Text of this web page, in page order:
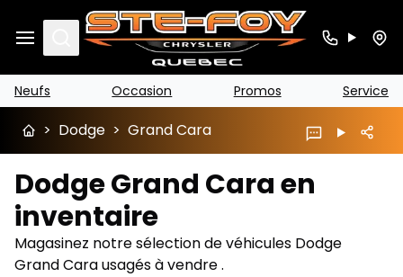
Search
Neufs Occasion Promos Service
> Dodge > Grand Cara
Dodge Grand Cara en
inventaire
Magasinez notre sélection de véhicules Dodge
Grand Cara usagés à vendre .